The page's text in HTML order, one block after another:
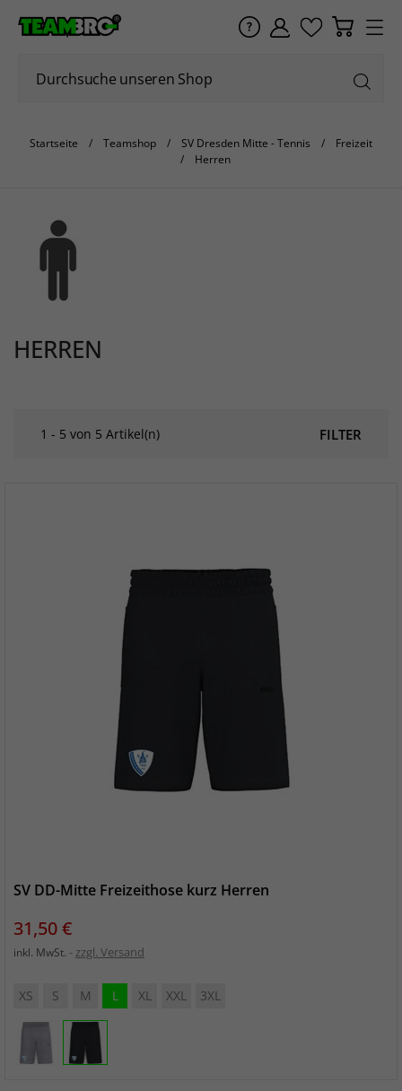
Startseite Teamshop SV Dresden Mitte - Tennis
Freizeit
Herren
HERREN
FILTER
1 - 5 von 5 Artikel(n)
SV DD-Mitte Freizeithose kurz Herren
Preis
31,50 €
inkl. MwSt. zzgl. Versand
XS S M L XL XXL 3XL